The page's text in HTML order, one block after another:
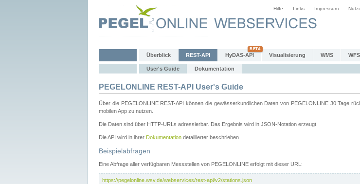
Hilfe Links Impressum
Überblick REST-API HyDAS-API Visualisierung WMS WFS
User's Guide Dokumentation
PEGELONLINE REST-API User's Guide
Über die PEGELONLINE REST-API können die gewässerkundlichen Daten von PEGELONLINE 30 Tage
mobilen App zu nutzen.
Die Daten sind über HTTP-URLs adressierbar. Das Ergebnis wird in JSON-Notation erzeugt.
Die API wird in ihrer Dokumentation detaillierter beschrieben.
Beispielabfragen
Eine Abfrage aller verfügbaren Messstellen von PEGELONLINE erfolgt mit dieser URL:
https://pegelonline.wsv.de/webservices/rest-api/v2/stations.json